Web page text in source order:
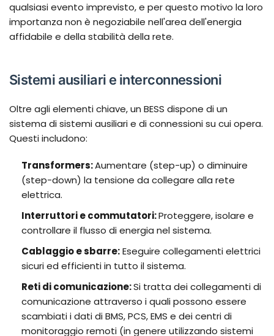
qualsiasi evento imprevisto, e per questo motivo la loro
importanza non è negoziabile nell'area dell'energia
affidabile e della stabilità della rete.
Sistemi ausiliari e interconnessioni
Oltre agli elementi chiave, un BESS dispone di un
sistema di sistemi ausiliari e di connessioni su cui opera.
Questi includono:
Transformers:Aumentare (step-up) o diminuire
(step-down) la tensione da collegare alla rete
elettrica.
Interruttori e commutatori:Proteggere, isolare e
controllare il flusso di energia nel sistema.
Cablaggio e sbarre:Eseguire collegamenti elettrici
sicuri ed efficienti in tutto il sistema.
Reti di comunicazione:Si tratta dei collegamenti di
comunicazione attraverso i quali possono essere
scambiati i dati di BMS, PCS, EMS e dei centri di
monitoraggio remoti (in genere utilizzando sistemi